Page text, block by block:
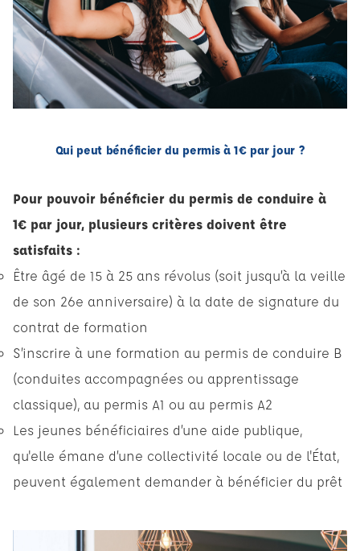
Qui peut bénéficier du permis à 1€ par jour ?
Pour pouvoir bénéficier du permis de conduire à
1€ par jour, plusieurs critères doivent être
satisfaits :
Être âgé de 15 à 25 ans révolus (soit jusqu’à la veille
de son 26e anniversaire) à la date de signature du
contrat de formation
S’inscrire à une formation au permis de conduire B
(conduites accompagnées ou apprentissage
classique), au permis A1 ou au permis A2
Les jeunes bénéficiaires d’une aide publique,
qu'elle émane d’une collectivité locale ou de l'État,
peuvent également demander à bénéficier du prêt